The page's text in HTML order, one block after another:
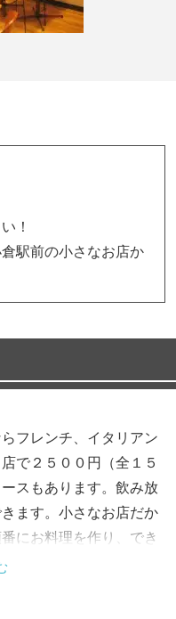
！
駅前の小さなお店か
フレンチ、イタリアン
で２５００円（全１５
スもあります。飲み放
ます。小さなお店だか
にお料理を作り、でき
る様お作りします。